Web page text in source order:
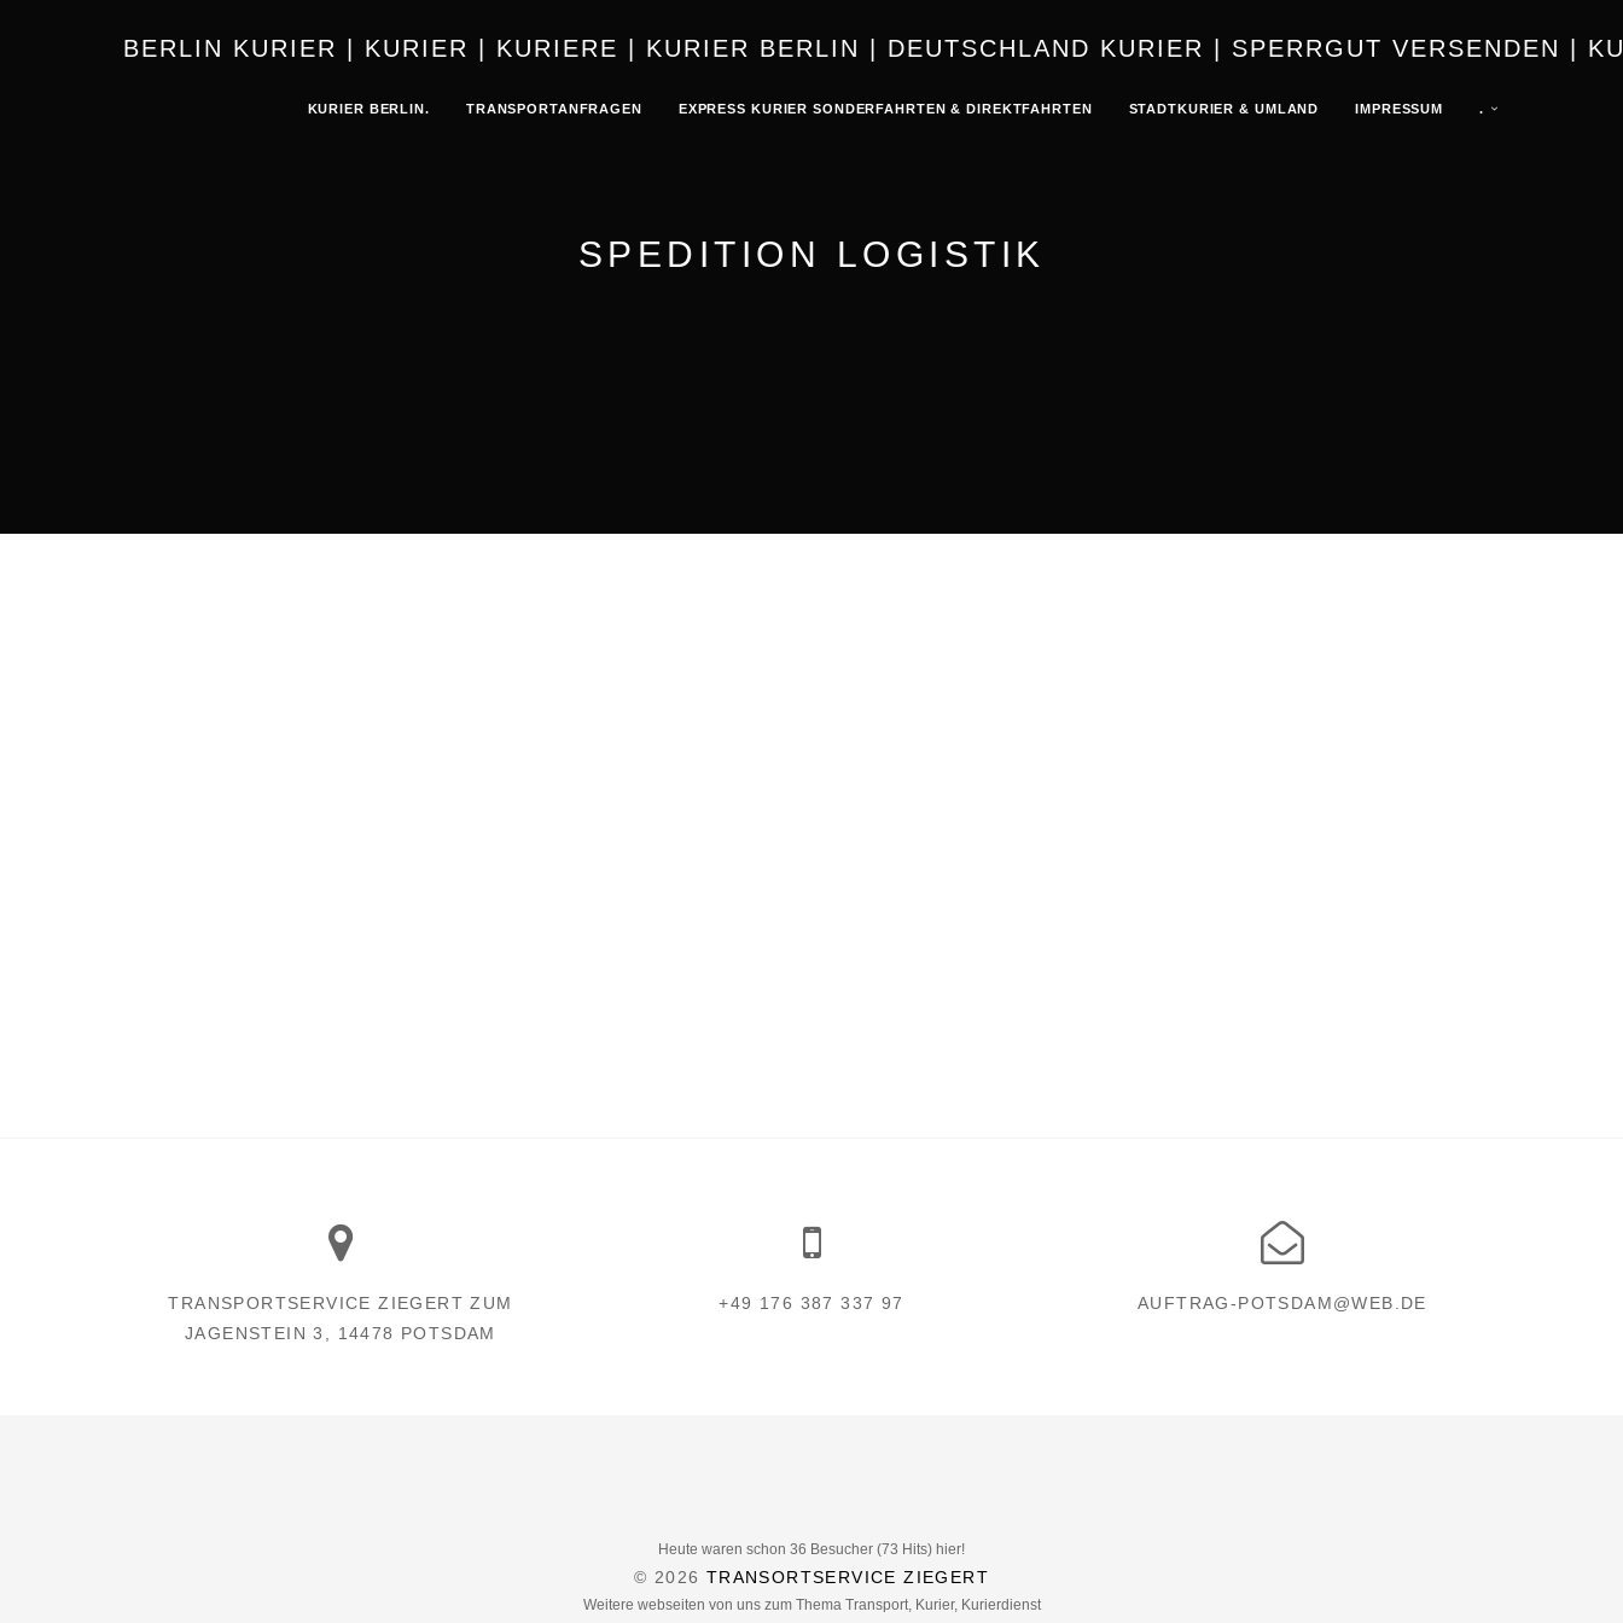
BERLIN KURIER | KURIER |
KURIER BERLIN. TRANSPORTANFRAGEN EXPRESS KURIER SONDERFAHRTEN & DIREKTFAHRTEN STADTKURIER & UMLAND IMPRESSUM .
SPEDITION LOGISTIK
TRANSPORTSERVICE ZIEGERT ZUM
JAGENSTEIN 3, 14478 POTSDAM
+49 176 387 337 97 AUFTRAG-POTSDAM@WEB.DE
Heute waren schon 36 Besucher (73 Hits) hier!
© 2026 TRANSORTSERVICE ZIEGERT
Weitere webseiten von uns zum Thema Transport, Kurier, Kurierdienst